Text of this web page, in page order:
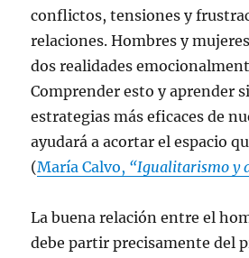
conflictos, tensiones y
relaciones. Hombres y
dos realidades
Comprender esto y aprender
estrategias más eficaces de
ayudará a acortar el espacio
(María Calvo, “Igualitarismo y
La buena relación entre el
debe partir precisamente del